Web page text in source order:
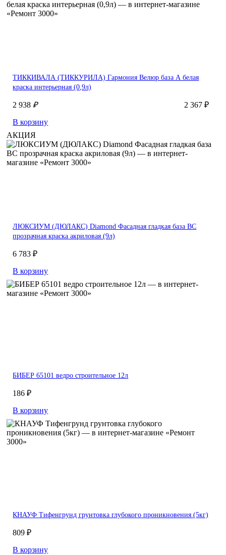
ТИККИВАЛА (ТИККУРИЛА) Гармония Велюр база А белая
краска интерьерная (0,9л)
2 938₽
2 367 ₽
В корзину
АКЦИЯ
ЛЮКСИУМ (ДЮЛАКС) Diamond Фасадная гладкая база BC
прозрачная краска акриловая (9л)
6 783 ₽
В корзину
БИБЕР 65101 ведро строительное 12л
186 ₽
В корзину
КНАУФ Тифенгрунд грунтовка глубокого проникновения (5кг)
809 ₽
В корзину